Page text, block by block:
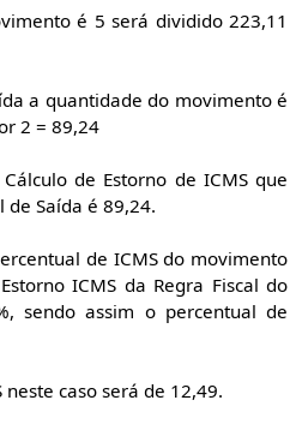
é 5 será dividido 223,11
a quantidade do movimento é
2 = 89,24
de Estorno de ICMS que
de Saída é 89,24.
de ICMS do movimento
ICMS da Regra Fiscal do
sendo assim o percentual de
caso será de 12,49.